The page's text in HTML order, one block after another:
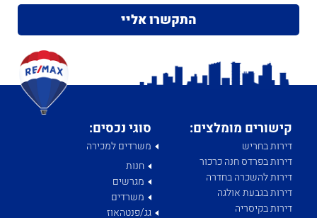
קישורים מומלצים:
דירות בחריש
דירות בפרדס חנה כרכור
דירות להשכרה בחדרה
דירות בגבעת אולגה
דירות בקיסריה
סוגי נכסים:
משרדים למכירה
חנות
מגרשים
משרדים
גג/פנטהאוז